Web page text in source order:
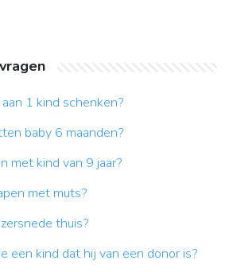
1 kind schenken?
baby 6 maanden?
met kind van 9 jaar?
met muts?
thuis?
een kind dat hij van een donor is?